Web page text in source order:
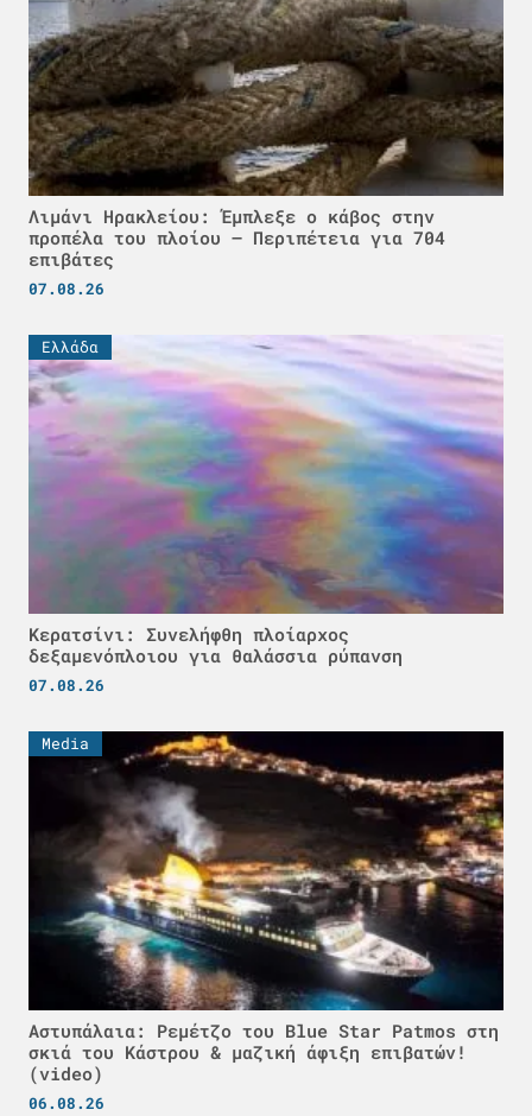
Λιμάνι Ηρακλείου: Έμπλεξε ο κάβος στην
προπέλα του πλοίου – Περιπέτεια για 704
επιβάτες
07.08.26
Ελλάδα
Κερατσίνι: Συνελήφθη πλοίαρχος
δεξαμενόπλοιου για θαλάσσια ρύπανση
07.08.26
Media
Αστυπάλαια: Ρεμέτζο του Blue Star Patmos στη
σκιά του Κάστρου & μαζική άφιξη επιβατών!
(video)
06.08.26